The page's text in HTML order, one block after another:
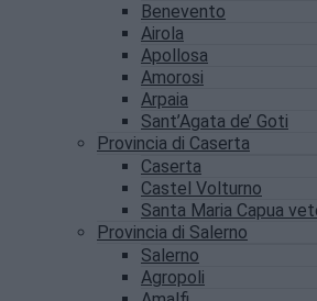
Benevento
Airola
Apollosa
Amorosi
Arpaia
Sant’Agata de’ Goti
Provincia di Caserta
Caserta
Castel Volturno
Santa Maria Capua
Provincia di Salerno
Salerno
Agropoli